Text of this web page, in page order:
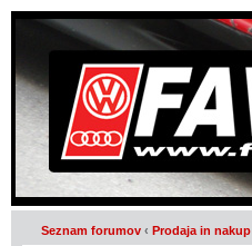
Seznam forumov ‹ Prodaja in nakup